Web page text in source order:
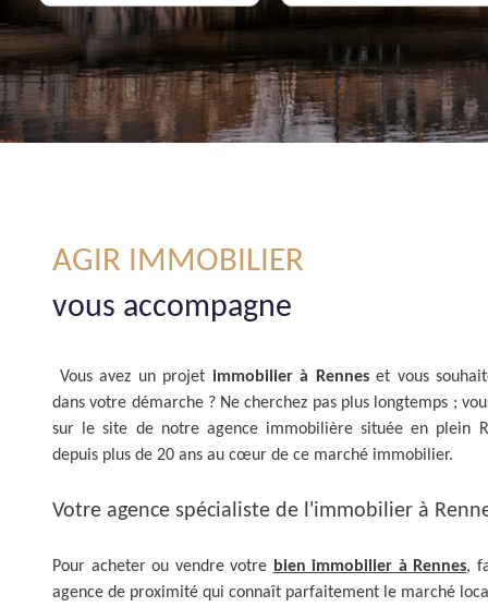
De l'immo pro
AGIR IMMOBILIER
vous accompagne
Vous avez un projet immobilier à Renneset vous
dans votre démarche ? Ne cherchez pas plus longtemps ;
sur le site de notre agence immobilière située en plein
depuis plus de 20 ans au cœur de ce marché immobilier.
Votre agence spécialiste de l'immobilier à
Pour acheter ou vendre votre bien immobilier à Rennes,
agence de proximité qui connaît parfaitement le marché